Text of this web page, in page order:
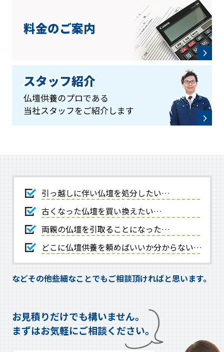
料金のご案内
スタッフ紹介
仏壇供養のプロである
当社スタッフをご紹介します
引っ越しに伴い仏壇を処分したい…
古くなった仏壇を買い換えたい…
両親の仏壇を引取ることになった…
どこに仏壇供養を頼めばいいか分からない…
などその他些細なことでもご相談頂ければと思います。
お見積りだけでも構いません。
まずはお気軽にご相談ください。